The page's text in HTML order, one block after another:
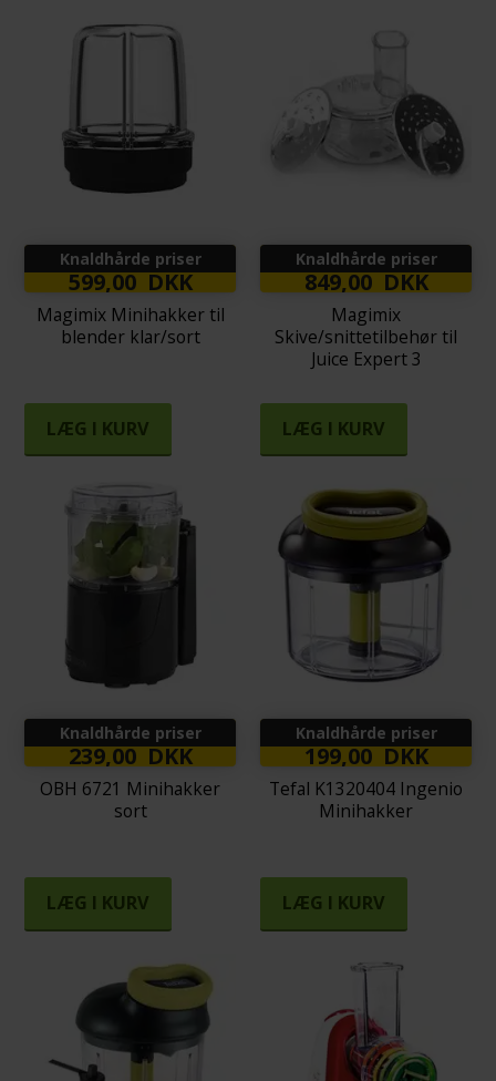
Knaldhårde priser
599,00 DKK
Magimix Minihakker til
blender klar/sort
LÆG I KURV
Knaldhårde priser
849,00 DKK
Magimix
Skive/snittetilbehør til
Juice Expert 3
LÆG I KURV
Knaldhårde priser
239,00 DKK
OBH 6721 Minihakker
sort
LÆG I KURV
Knaldhårde priser
199,00 DKK
Tefal K1320404 Ingenio
Minihakker
LÆG I KURV